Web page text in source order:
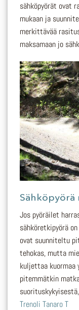
sähköpyörät ovat
mukaan ja
merkittävää
maksamaan jo
Sähköpyörä
Jos pyöräilet
sähköretkipyörä
ovat suunniteltu
tehokas, mutta
kuljettaa kuormaa
pitemmätkin
Trenoli Tanaro T